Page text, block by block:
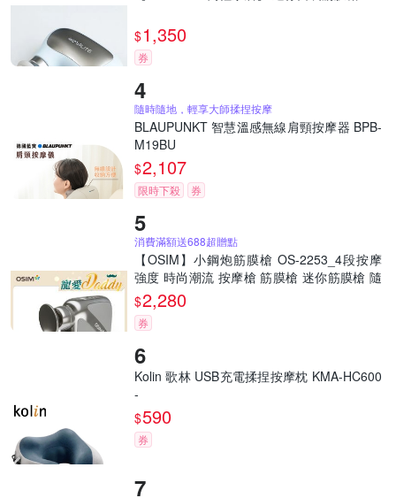
$1,350
券
隨時隨地，輕享大師揉捏按摩
BLAUPUNKT 智慧溫感無線肩頸按摩器 BPB-
M19BU
$2,107
限時下殺 券
消費滿額送688超贈點
【OSIM】小鋼炮筋膜槍 OS-2253_4段按摩
強度 時尚潮流 按摩槍 筋膜槍 迷你筋膜槍 隨
身筋膜槍 電動筋膜槍
$2,280
券
Kolin 歌林 USB充電揉捏按摩枕 KMA-HC600
-
$590
券